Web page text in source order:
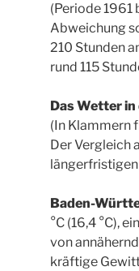
(Periode 1961
Abweichung
210 Stunden
rund 115
Das Wetter
(In Klammern
Der Vergleich
Baden-
°C (16,4 °C),
von
kräftige